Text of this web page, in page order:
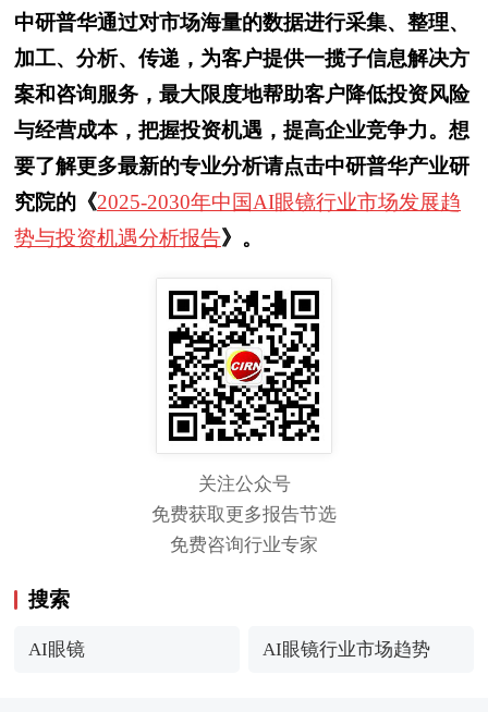
中研普华通过对市场海量的数据进行采集、整理、
加工、分析、传递，为客户提供一揽子信息解决方
案和咨询服务，最大限度地帮助客户降低投资风险
与经营成本，把握投资机遇，提高企业竞争力。想
要了解更多最新的专业分析请点击中研普华产业研
究院的《2025-2030年中国AI眼镜行业市场发展趋
势与投资机遇分析报告》。
关注公众号
免费获取更多报告节选
免费咨询行业专家
搜索
AI眼镜 AI眼镜行业市场趋势